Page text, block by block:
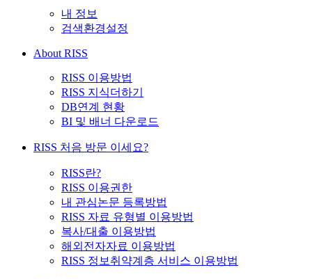
내 정보
검색환경설정
About RISS
RISS 이용방법
RISS 지식더하기
DB연계 현황
BI 및 배너 다운로드
RISS 처음 방문 이세요?
RISS란?
RISS 이용권한
내 관심논문 등록방법
RISS 자료 유형별 이용방법
복사/대출 이용방법
해외전자자료 이용방법
RISS 정보취약계층 서비스 이용방법